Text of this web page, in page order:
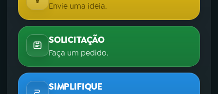
Envie uma ideia.
SOLICITAÇÃO
Faça um pedido.
SIMPLIFIQUE